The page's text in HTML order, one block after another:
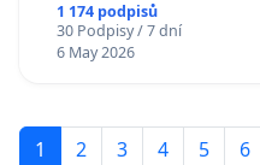
1 174 podpisů
30 Podpisy / 7 dní
6 May 2026
1 2 3 4 5 6